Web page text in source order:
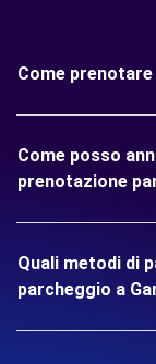
Come
Come posso
prenotazione
Quali metodi di
parcheggio a